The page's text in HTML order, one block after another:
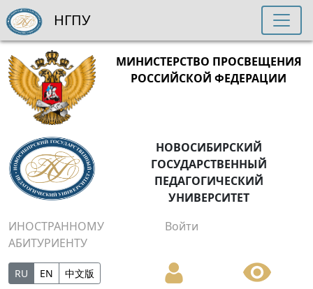
МИНИСТЕРСТВО ПРОСВЕЩЕНИЯ
РОССИЙСКОЙ ФЕДЕРАЦИИ
НОВОСИБИРСКИЙ
ГОСУДАРСТВЕННЫЙ
ПЕДАГОГИЧЕСКИЙ
УНИВЕРСИТЕТ
ИНОСТРАННОМУ
АБИТУРИЕНТУ
Войти
RU EN 中文版
НГПУ